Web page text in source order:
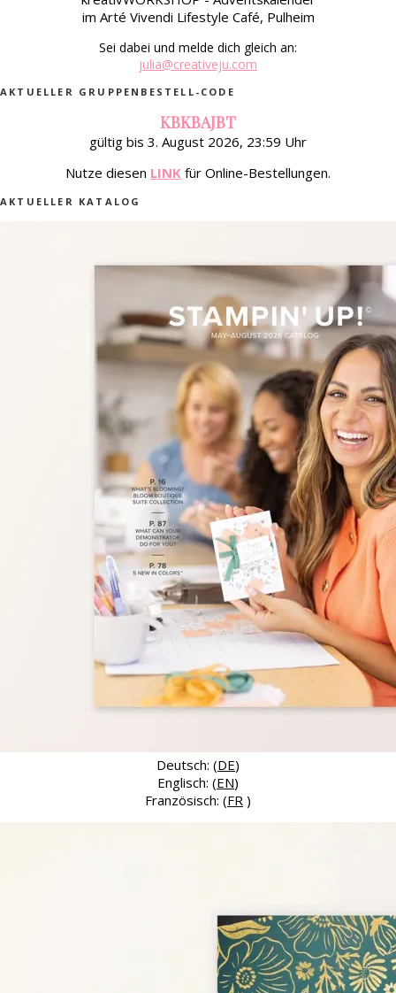
im Arté Vivendi Lifestyle Café, Pulheim
Sei dabei und melde dich gleich an:
julia@creativeju.com
AKTUELLER GRUPPENBESTELL-CODE
KBKBAJBT
gültig bis 3. August 2026, 23:59 Uhr
Nutze diesen LINK für Online-Bestellungen.
AKTUELLER KATALOG
Deutsch: (DE)
Englisch: (EN)
Französisch: (FR )